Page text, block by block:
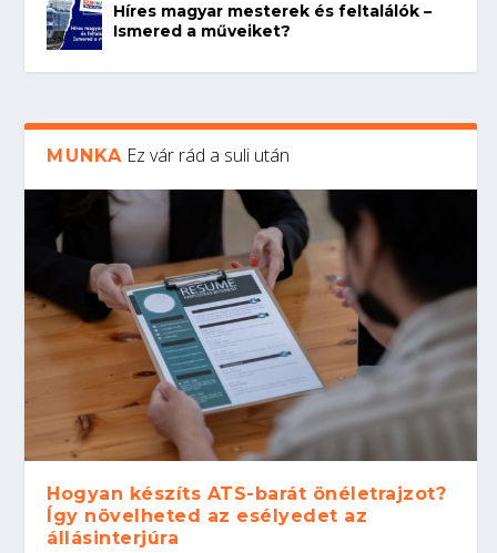
Híres magyar mesterek és feltalálók –
Ismered a műveiket?
MUNKA Ez vár rád a suli után
Hogyan készíts ATS-barát önéletrajzot?
Így növelheted az esélyedet az
állásinterjúra